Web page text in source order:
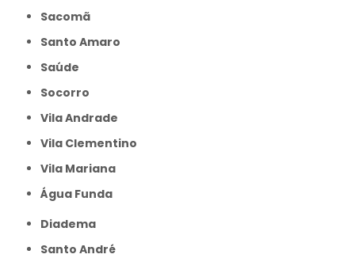
Sacomã
Santo Amaro
Saúde
Socorro
Vila Andrade
Vila Clementino
Vila Mariana
Água Funda
Diadema
Santo André